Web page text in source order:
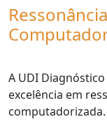
A UDI
excelência em
computadorizada.